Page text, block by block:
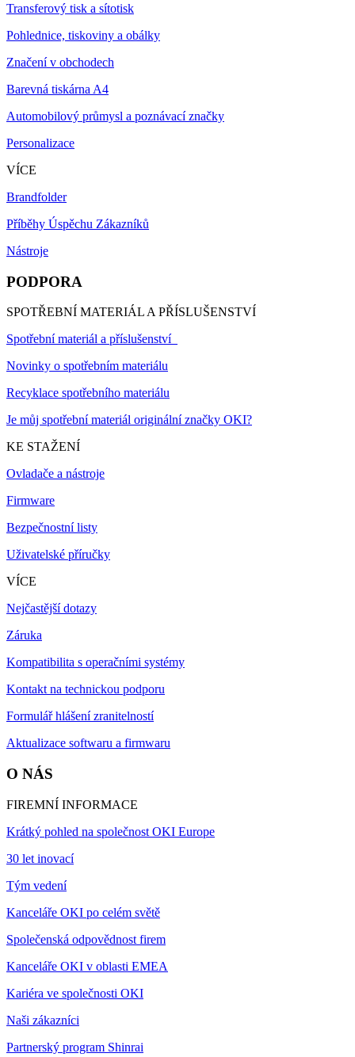
Transferový tisk a sítotisk
Pohlednice, tiskoviny a obálky
Značení v obchodech
Barevná tiskárna A4
Automobilový průmysl a poznávací značky
Personalizace
VÍCE
Brandfolder
Příběhy Úspěchu Zákazníků
Nástroje
PODPORA
SPOTŘEBNÍ MATERIÁL A PŘÍSLUŠENSTVÍ
Spotřební materiál a příslušenství
Novinky o spotřebním materiálu
Recyklace spotřebního materiálu
Je můj spotřební materiál originální značky OKI?
KE STAŽENÍ
Ovladače a nástroje
Firmware
Bezpečnostní listy
Uživatelské příručky
VÍCE
Nejčastější dotazy
Záruka
Kompatibilita s operačními systémy
Kontakt na technickou podporu
Formulář hlášení zranitelností
Aktualizace softwaru a firmwaru
O NÁS
FIREMNÍ INFORMACE
Krátký pohled na společnost OKI Europe
30 let inovací
Tým vedení
Kanceláře OKI po celém světě
Společenská odpovědnost firem
Kanceláře OKI v oblasti EMEA
Kariéra ve společnosti OKI
Naši zákazníci
Partnerský program Shinrai